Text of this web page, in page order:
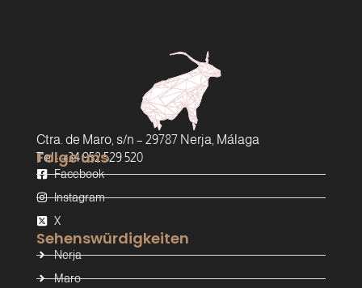
Ctra. de Maro, s/n – 29787 Nerja, Málaga
Tel.: +34 952 529 520
Sehenswürdigkeiten
Nerja
Maro
Folge uns
Facebook
Instagram
X